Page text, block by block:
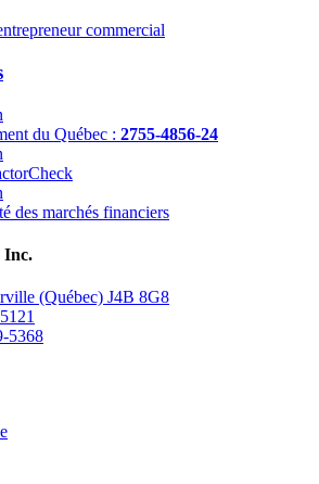
commercial
du Québec : 2755-4856-24
des marchés financiers
Inc.
(Québec) J4B 8G8
5368